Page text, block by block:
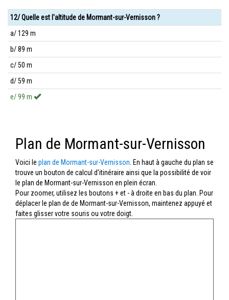
12/ Quelle est l'altitude de Mormant-sur-Vernisson ?
a/ 129 m
b/ 89 m
c/ 50 m
d/ 59 m
e/ 99 m
Plan de Mormant-sur-Vernisson
Voici le plan de Mormant-sur-Vernisson . En haut à gauche du plan se
trouve un bouton de calcul d'itinéraire ainsi que la possibilité de voir
le plan de Mormant-sur-Vernisson en plein écran.
Pour zoomer, utilisez les boutons + et - à droite en bas du plan. Pour
déplacer le plan de de Mormant-sur-Vernisson, maintenez appuyé et
faites glisser votre souris ou votre doigt.